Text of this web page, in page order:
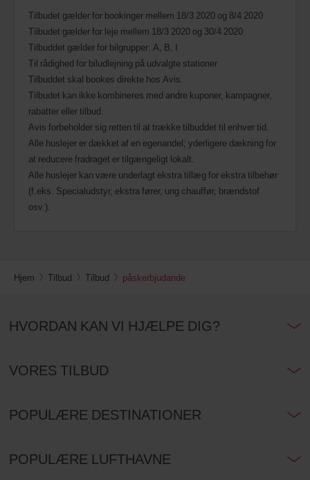
Tilbudet gælder for bookinger mellem 18/3 2020 og 8/4 2020
Tilbudet gælder for leje mellem 18/3 2020 og 30/4 2020
Tilbuddet gælder for bilgrupper: A, B, I
Til rådighed for biludlejning på udvalgte stationer
Tilbuddet skal bookes direkte hos Avis.
Tilbudet kan ikke kombineres med andre kuponer, kampagner,
rabatter eller tilbud.
Avis forbeholder sig retten til at trække tilbuddet til enhver tid.
Alle huslejer er dækket af en egenandel; yderligere dækning for
at reducere fradraget er tilgængeligt lokalt.
Alle huslejer kan være underlagt ekstra tillæg for ekstra tilbehør
(f.eks. Specialudstyr, ekstra fører, ung chauffør, brændstof
osv.).
Hjem Tilbud Tilbud påskerbjudande
HVORDAN KAN VI HJÆLPE DIG?
VORES TILBUD
POPULÆRE DESTINATIONER
POPULÆRE LUFTHAVNE